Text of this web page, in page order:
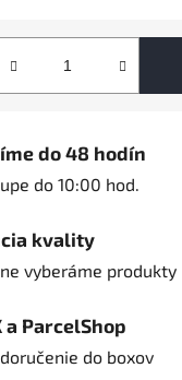
do 48 hodín
do 10:00 hod.
kvality
vyberáme produkty
a ParcelShop
do boxov